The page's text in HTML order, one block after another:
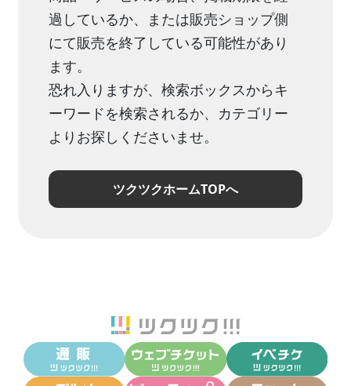
過しているか、または販売ショップ側
にて販売を終了している可能性があり
ます。
恐れ入りますが、検索ボックスからキ
ーワードを検索されるか、カテゴリー
よりお探しくださいませ。
ツクツクホームTOPへ